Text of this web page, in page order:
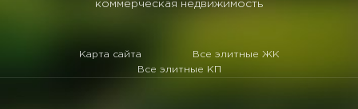
коммерческая недвижимость
Карта сайта
Все элитные ЖК
Все элитные КП